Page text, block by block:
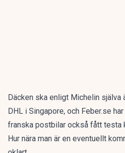
Däcken ska enligt Michelin själva
DHL i Singapore, och Feber.se
franska postbilar också fått testa
Hur nära man är en eventuellt